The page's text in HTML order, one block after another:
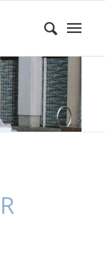
EI TER